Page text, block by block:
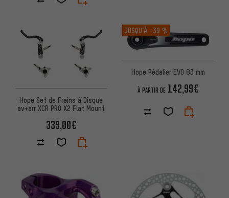
Hope Set de Freins à Disque
av+arr XCR PRO X2 Flat Mount
339,00€
JUSQU’À -39 %
Hope Pédalier EVO 83 mm
À PARTIR DE 142,99€